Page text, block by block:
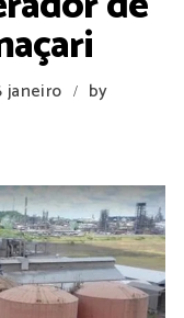
janeiro /
by